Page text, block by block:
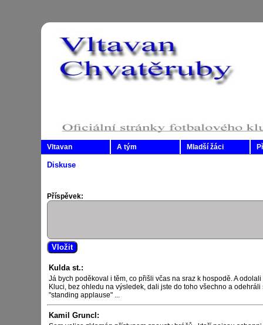
Vltavan A tým Mladší žáci
Diskuse
Příspěvek:
Kulda st.:
Já bych poděkoval i těm, co přišli včas na sraz k hospodě. A
Kluci, bez ohledu na výsledek, dali jste do toho všechno a
"standing applause" ...
Kamil Gruncl: